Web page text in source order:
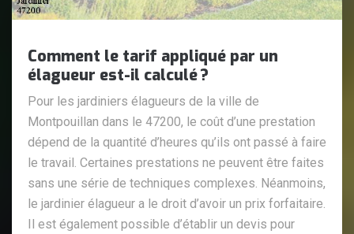
Comment le tarif appliqué par un
élagueur est-il calculé ?
Pour les jardiniers élagueurs de la ville de
Montpouillan dans le 47200, le coût d’une prestation
dépend de la quantité d’heures qu’ils ont passé à faire
le travail. Certaines prestations ne peuvent être faites
sans une série de techniques complexes. Néanmoins,
le jardinier élagueur a le droit d’avoir un prix forfaitaire.
Il est également possible d’établir un devis pour